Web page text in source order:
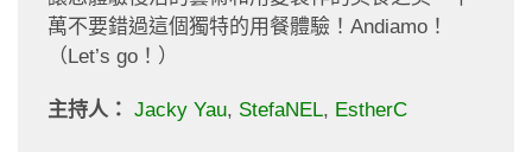
萬不要錯過這個獨特的用餐體驗！Andiamo！
（Let’s go！）
主持人： Jacky Yau, StefaNEL, EstherC